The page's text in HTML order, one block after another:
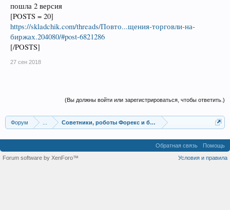
пошла 2 версия
[POSTS = 20]
https://skladchik.com/threads/Повто...щения-торговли-на-
биржах.204080/#post-6821286
[/POSTS]
27 сен 2018
(Вы должны войти или зарегистрироваться, чтобы ответить.)
Форум Советники, роботы Форекс и бинарных опционов
Обратная связь
Помощь
Условия и правила
Forum software by XenForo™